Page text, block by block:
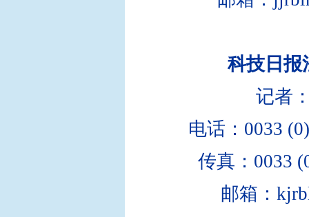
科技日报
记者
电话：0033
传真：0033
邮箱：